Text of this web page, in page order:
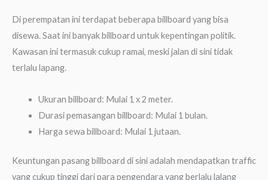
Di perempatan ini terdapat beberapa billboard yang bisa
disewa. Saat ini banyak billboard untuk kepentingan politik.
Kawasan ini termasuk cukup ramai, meski jalan di sini tidak
terlalu lapang.
Ukuran billboard: Mulai 1 x 2 meter.
Durasi pemasangan billboard: Mulai 1 bulan.
Harga sewa billboard: Mulai 1 jutaan.
Keuntungan pasang billboard di sini adalah mendapatkan traffic
yang cukup tinggi dari para pengendara yang berlalu lalang